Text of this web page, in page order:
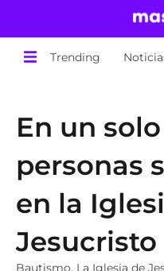
Trending
En un
personas
en la
Jesucristo
Bautismo, La Iglesia de